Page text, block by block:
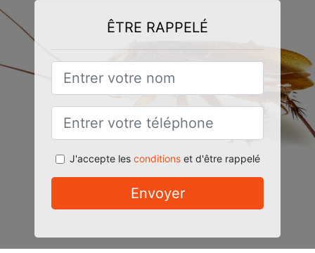
ÊTRE RAPPELÉ
J'accepte les conditionset d'être rappelé
Envoyer